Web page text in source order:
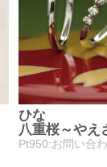
ひな
八重桜～やえ
Pt950:お問い合